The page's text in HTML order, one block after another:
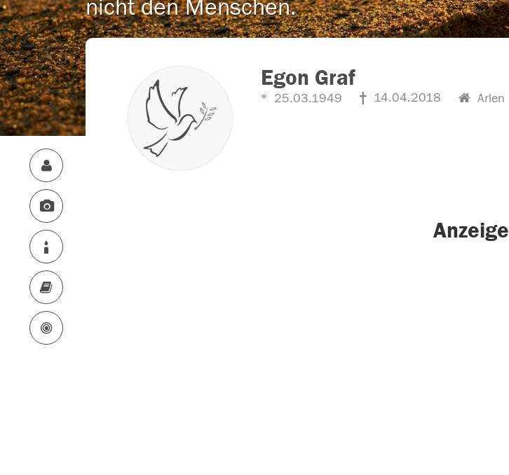
nicht den Menschen.
Egon Graf
25.03.1949 14.04.2018 Arlen
Anzeige